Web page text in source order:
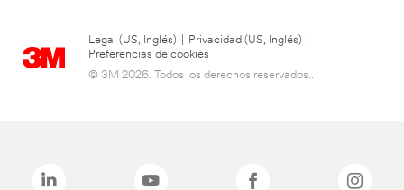
Legal (US, Inglés) Privacidad (US, Inglés)
Preferencias de cookies
© 3M 2026. Todos los derechos reservados..